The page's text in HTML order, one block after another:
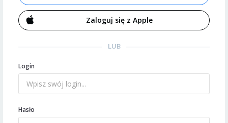
Zaloguj się z Apple
LUB
Login
Hasło